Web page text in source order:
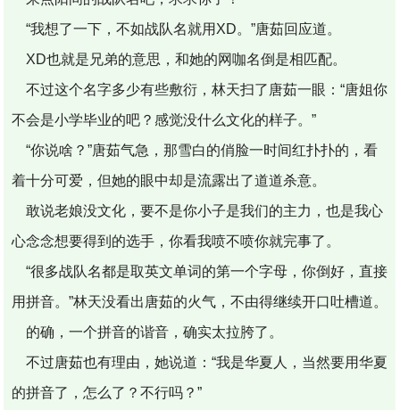
“我想了一下，不如战队名就用XD。”唐茹回应道。
XD也就是兄弟的意思，和她的网咖名倒是相匹配。
不过这个名字多少有些敷衍，林天扫了唐茹一眼：“唐姐你
不会是小学毕业的吧？感觉没什么文化的样子。”
“你说啥？”唐茹气急，那雪白的俏脸一时间红扑扑的，看
着十分可爱，但她的眼中却是流露出了道道杀意。
敢说老娘没文化，要不是你小子是我们的主力，也是我心
心念念想要得到的选手，你看我喷不喷你就完事了。
“很多战队名都是取英文单词的第一个字母，你倒好，直接
用拼音。”林天没看出唐茹的火气，不由得继续开口吐槽道。
的确，一个拼音的谐音，确实太拉胯了。
不过唐茹也有理由，她说道：“我是华夏人，当然要用华夏
的拼音了，怎么了？不行吗？”